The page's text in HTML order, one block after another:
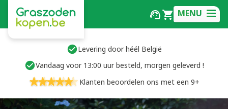
MENU
Levering door héél België
Vandaag voor 13:00 uur besteld, morgen geleverd !
Klanten beoordelen ons met een 9+